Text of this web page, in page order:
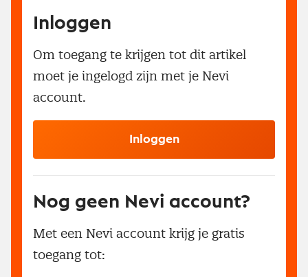
Inloggen
Om toegang te krijgen tot dit artikel
moet je ingelogd zijn met je Nevi
account.
Inloggen
Nog geen Nevi account?
Met een Nevi account krijg je gratis
toegang tot: